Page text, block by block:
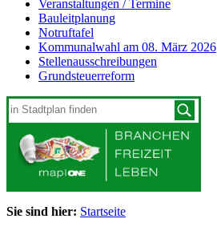
Veranstaltungen / Termine
Bauleitplanung
Notruftafel
Kommunalwahl am 08. März 2026
Stellenausschreibungen
Grundsteuerreform
Sie sind hier: Startseite